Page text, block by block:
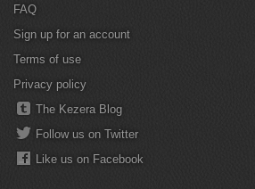
FAQ
Sign up for an account
Terms of use
Privacy policy
The Kezera Blog
Follow us on Twitter
Like us on Facebook